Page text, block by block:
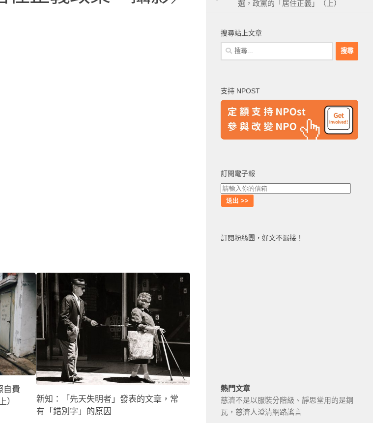
自費
）
新知：「先天失明者」發表的文章，常
有「錯別字」的原因
選，政黨的「居住正義」（上）
搜尋站上文章
搜
尋
字:
支持 NPOST
訂閱電子報
訂閱粉絲團，好文不漏接！
熱門文章
慈濟不是以服裝分階級、靜思堂用的是銅
瓦，慈濟人澄清網路謠言